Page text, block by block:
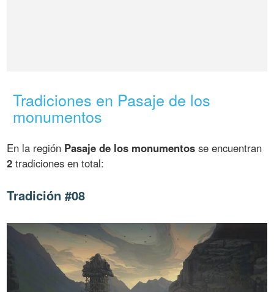
Tradiciones en Pasaje de los
monumentos
En la región Pasaje de los monumentos se encuentran
2 tradiciones en total:
Tradición #08